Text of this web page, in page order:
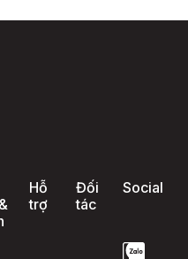
Hỗ
trợ
Đối
tác
Social